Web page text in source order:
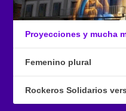
Proyecciones y mucha
Femenino plural
Rockeros Solidarios